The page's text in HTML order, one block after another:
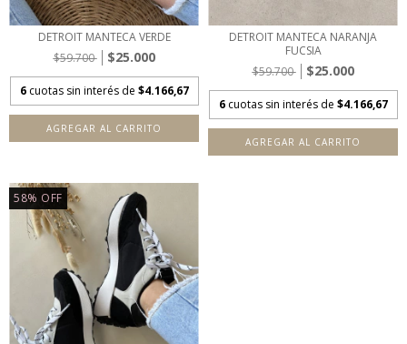
DETROIT MANTECA VERDE
$59.700
$25.000
6 cuotas sin interés de $4.166,67
AGREGAR AL CARRITO
DETROIT MANTECA NARANJA
FUCSIA
$59.700
$25.000
6 cuotas sin interés de $4.166,67
AGREGAR AL CARRITO
58% OFF